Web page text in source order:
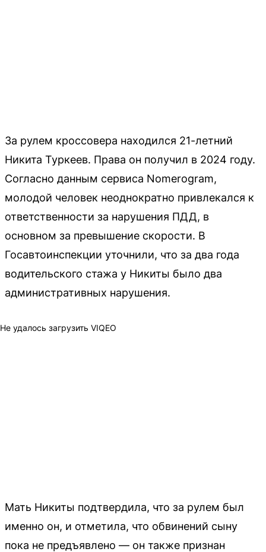
За рулем кроссовера находился 21-летний
Никита Туркеев. Права он получил в 2024 году.
Согласно данным сервиса Nomerogram,
молодой человек неоднократно привлекался к
ответственности за нарушения ПДД, в
основном за превышение скорости. В
Госавтоинспекции уточнили, что за два года
водительского стажа у Никиты было два
административных нарушения.
Не удалось загрузить VIQEO
Мать Никиты подтвердила, что за рулем был
именно он, и отметила, что обвинений сыну
пока не предъявлено — он также признан